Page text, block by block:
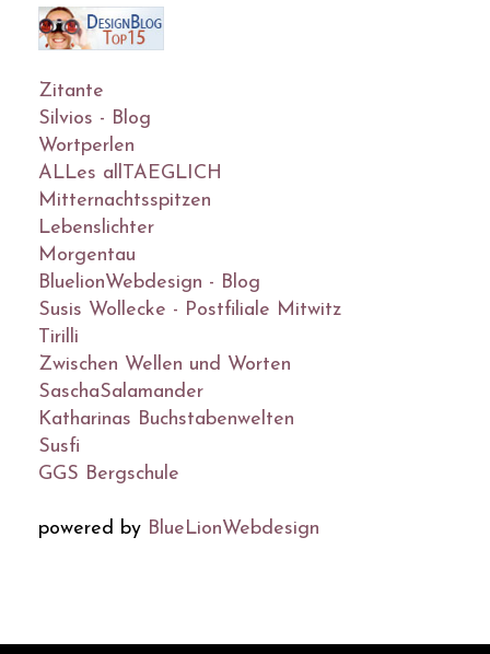
Zitante
Silvios - Blog
Wortperlen
ALLes allTAEGLICH
Mitternachtsspitzen
Lebenslichter
Morgentau
BluelionWebdesign - Blog
Susis Wollecke - Postfiliale Mitwitz
Tirilli
Zwischen Wellen und Worten
SaschaSalamander
Katharinas Buchstabenwelten
Susfi
GGS Bergschule
powered by BlueLionWebdesign